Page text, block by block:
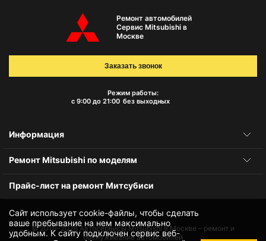
Сайт использует cookie-файлы, чтобы сделать
ваше пребывание на нем максимально
удобным. К cайту подключен сервис веб-
Ремонт автомобилей
Сервис Mitsubishi в
Москве
Режим работы:
с 9:00 до 21:00 без выходных
Заказать звонок
Информация
Ремонт Mitsubishi по моделям
Прайс-лист на ремонт Митсубиси
© 2010-2026Автосервисы Mitsubishi в Москве – ремонт и
обслуживание автомобилей